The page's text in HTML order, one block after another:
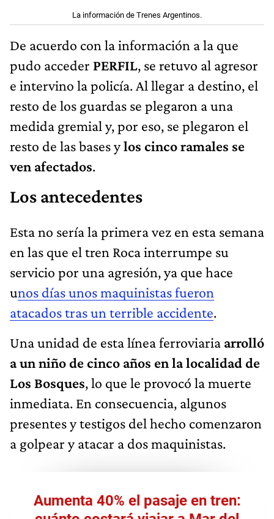
La información de Trenes Argentinos.
De acuerdo con la información a la que
pudo acceder PERFIL, se retuvo al agresor
e intervino la policía. Al llegar a destino, el
resto de los guardas se plegaron a una
medida gremial y, por eso, se plegaron el
resto de las bases ylos cinco ramales se
ven afectados.
Los antecedentes
Esta no sería la primera vez en esta semana
en las que el tren Roca interrumpe su
servicio por una agresión, ya que hace
unos días unos maquinistas fueron
atacados tras un terrible accidente.
Una unidad de esta línea ferroviaria arrolló
a un niño de cinco años en la localidad de
Los Bosques, lo que le provocó la muerte
inmediata. En consecuencia, algunos
presentes y testigos del hecho comenzaron
a golpear y atacar a dos maquinistas.
Aumenta 40% el pasaje en tren: